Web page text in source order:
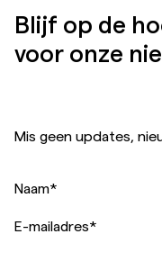
Blijf op de
voor onze
Mis geen updates,
Naam*
E-mailadres*